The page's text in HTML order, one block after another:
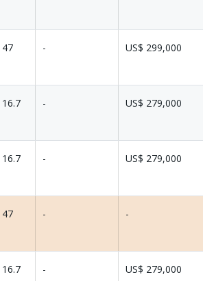
- US$ 299,000
- US$ 279,000
- US$ 279,000
- -
- US$ 279,000